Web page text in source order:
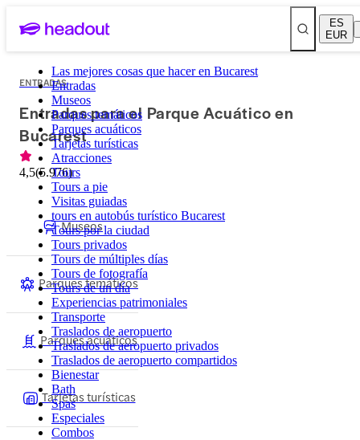
ES
EUR
Las mejores cosas que hacer en Bucarest
Entradas
Museos
Parques temáticos
Parques acuáticos
Tarjetas turísticas
Atracciones
Tours
Tours a pie
Visitas guiadas
tours en autobús turístico Bucarest
Tours por la ciudad
Tours privados
Tours de múltiples días
Tours de fotografía
Tours de un día
Experiencias patrimoniales
Transporte
Traslados de aeropuerto
Traslados de aeropuerto privados
Traslados de aeropuerto compartidos
Bienestar
Bath
Spas
Especiales
Combos
ENTRADAS
Entradas para el Parque Acuático en
Bucarest
4,5(5.976)
Museos
Parques temáticos
Parques acuáticos
Tarjetas turísticas